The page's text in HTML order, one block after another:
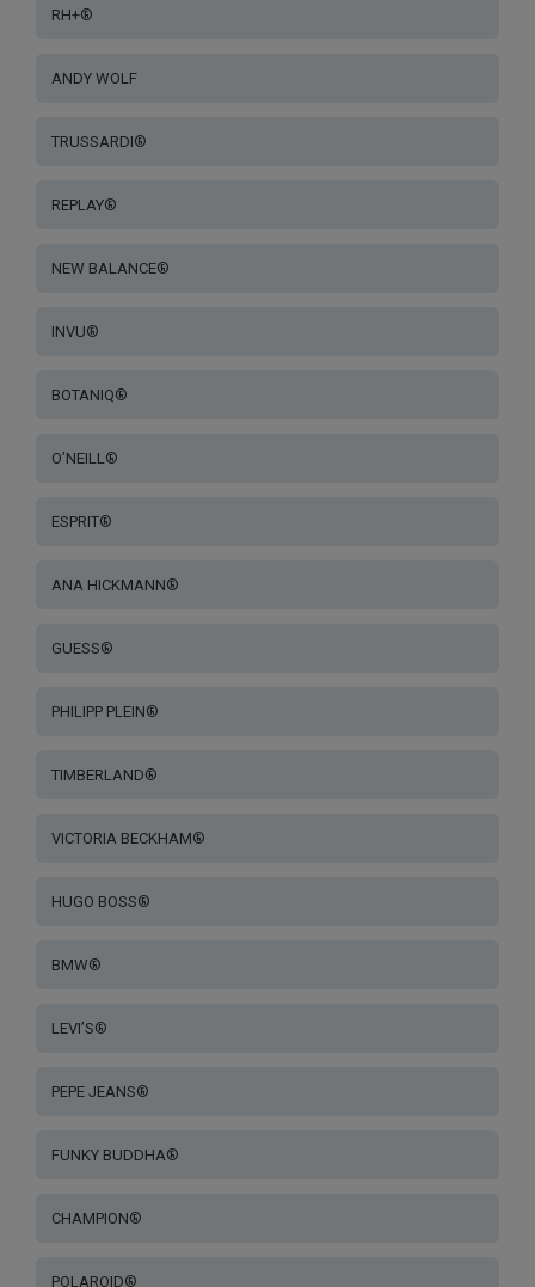
RH+®
ANDY WOLF
TRUSSARDI®
REPLAY®
NEW BALANCE®
INVU®
BOTANIQ®
O’NEILL®
ESPRIT®
ANA HICKMANN®
GUESS®
PHILIPP PLEIN®
TIMBERLAND®
VICTORIA BECKHAM®
HUGO BOSS®
BMW®
LEVI’S®
PEPE JEANS®
FUNKY BUDDHA®
CHAMPION®
POLAROID®